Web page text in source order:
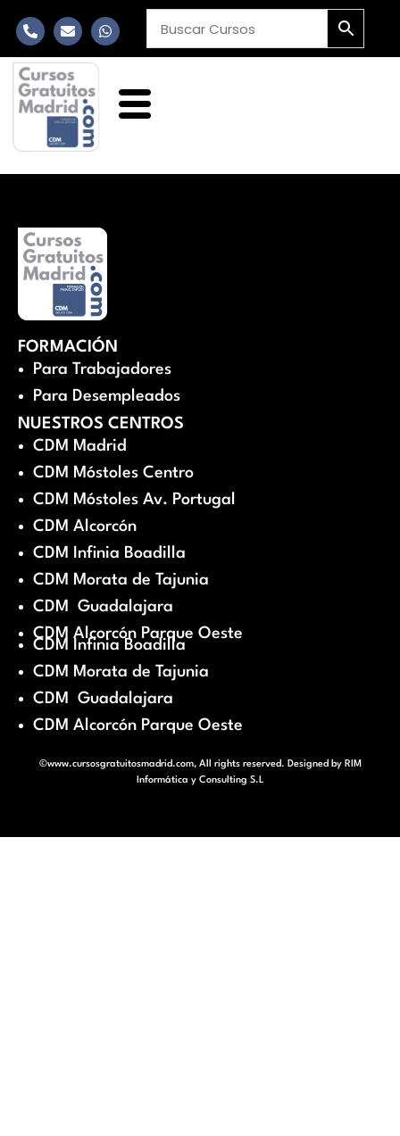
FORMACIÓN
Para Trabajadores
Para Desempleados
NUESTROS CENTROS
CDM Madrid
CDM Móstoles Centro
CDM Móstoles Av. Portugal
CDM Alcorcón
CDM Infinia Boadilla
CDM Morata de Tajunia
CDM Guadalajara
CDM Alcorcón Parque Oeste
CDM Infinia Boadilla
CDM Morata de Tajunia
CDM Guadalajara
CDM Alcorcón Parque Oeste
©www.cursosgratuitosmadrid.com, All rights reserved. Designed by RIM
Informática y Consulting S.L